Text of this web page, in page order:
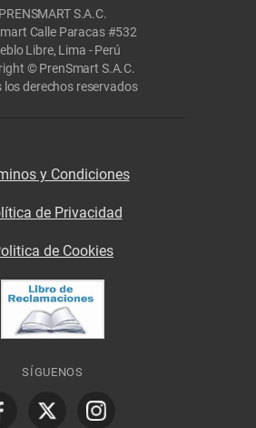
PRENSMART S.A.C.
Calle Paracas #532
Libre, Lima - Perú
© PrenSmart S.A.C.
los derechos reservados
y Condiciones
de Privacidad
de Cookies
SÍGUENOS